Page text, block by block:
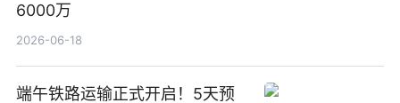
6000万
2026-06-18
端午铁路运输正式开启！5天预